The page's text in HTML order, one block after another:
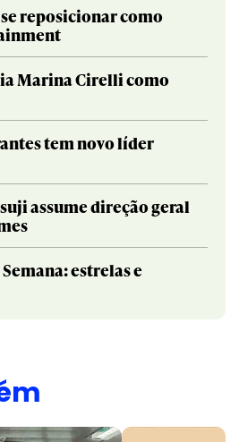
reposicionar como
Marina Cirelli como
tem novo líder
assume direção geral
estrelas e